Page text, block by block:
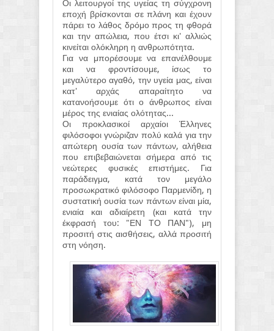
Οι λειτουργοί της υγείας τη σύγχρονη
εποχή βρίσκονται σε πλάνη και έχουν
πάρει το λάθος δρόμο προς τη φθορά
και την απώλεια, που έτσι κι' αλλιώς
κινείται ολόκληρη η ανθρωπότητα.
Για να μπορέσουμε να επανέλθουμε
και να φροντίσουμε, ίσως το
μεγαλύτερο αγαθό, την υγεία μας, είναι
κατ' αρχάς απαραίτητο να
κατανοήσουμε ότι ο άνθρωπος είναι
μέρος της ενιαίας ολότητας...
Οι προκλασικοί αρχαίοι Έλληνες
φιλόσοφοι γνώριζαν πολύ καλά για την
απώτερη ουσία των πάντων, αλήθεια
που επιβεβαιώνεται σήμερα από τις
νεώτερες φυσικές επιστήμες. Για
παράδειγμα, κατά τον μεγάλο
προσωκρατικό φιλόσοφο Παρμενίδη, η
συστατική ουσία των πάντων είναι μία,
ενιαία και αδιαίρετη (και κατά την
έκφρασή του: "ΕΝ ΤΟ ΠΑΝ"), μη
προσιτή στις αισθήσεις, αλλά προσιτή
στη νόηση.